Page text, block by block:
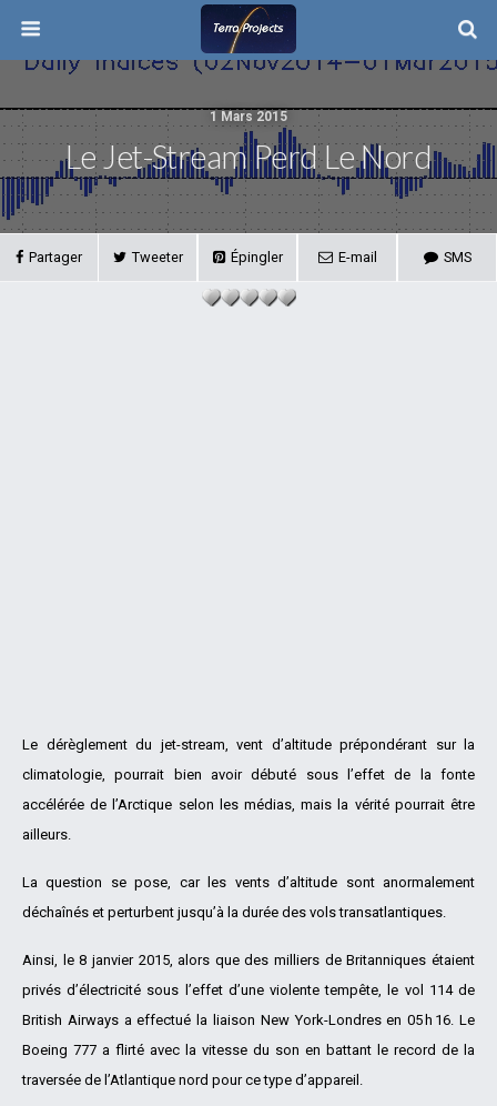
1 Mars 2015
Le Jet-Stream Perd Le Nord
Partager Tweeter Épingler E-mail SMS
Le dérèglement du jet-stream, vent d’altitude prépondérant sur la
climatologie, pourrait bien avoir débuté sous l’effet de la fonte
accélérée de l’Arctique selon les médias, mais la vérité pourrait être
ailleurs.
La question se pose, car les vents d’altitude sont anormalement
déchaînés et perturbent jusqu’à la durée des vols transatlantiques.
Ainsi, le 8 janvier 2015, alors que des milliers de Britanniques étaient
privés d’électricité sous l’effet d’une violente tempête, le vol 114 de
British Airways a effectué la liaison New York-Londres en 05 h 16. Le
Boeing 777 a flirté avec la vitesse du son en battant le record de la
traversée de l’Atlantique nord pour ce type d’appareil.